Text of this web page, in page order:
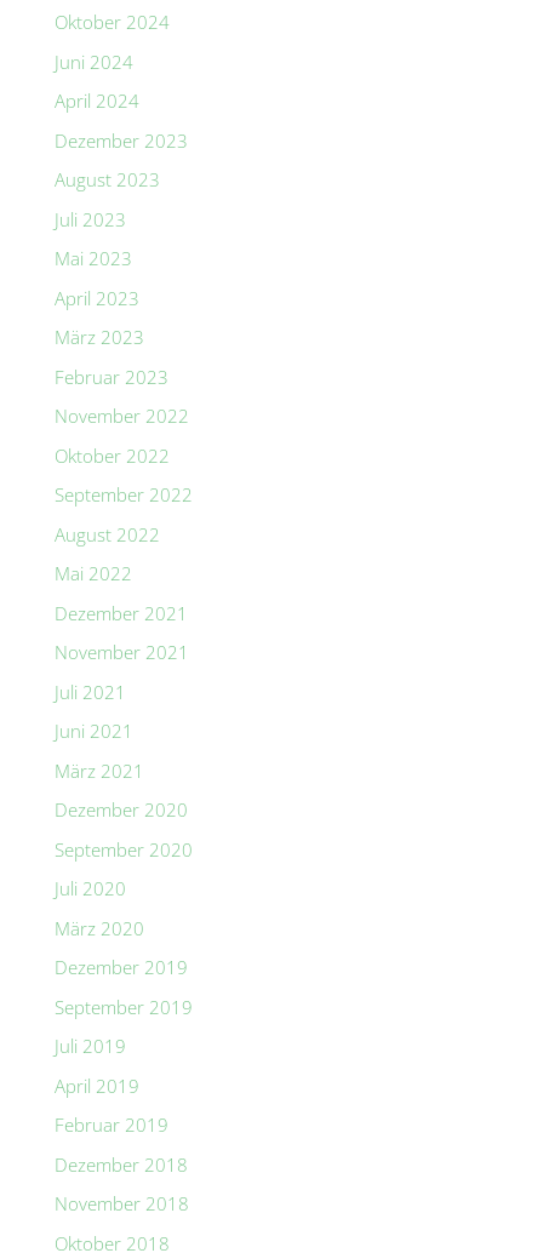
Oktober 2024
Juni 2024
April 2024
Dezember 2023
August 2023
Juli 2023
Mai 2023
April 2023
März 2023
Februar 2023
November 2022
Oktober 2022
September 2022
August 2022
Mai 2022
Dezember 2021
November 2021
Juli 2021
Juni 2021
März 2021
Dezember 2020
September 2020
Juli 2020
März 2020
Dezember 2019
September 2019
Juli 2019
April 2019
Februar 2019
Dezember 2018
November 2018
Oktober 2018